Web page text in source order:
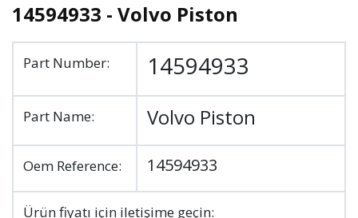
14594933 - Volvo Piston
Part Number: 14594933
Part Name: Volvo Piston
Oem Reference: 14594933
Ürün fiyatı için iletişime geçin: